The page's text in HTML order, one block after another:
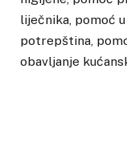
liječnika, pomoć
potrepština,
obavljanje